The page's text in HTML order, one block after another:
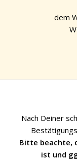
dem
Nach Deiner
Bitte beachte,
ist und